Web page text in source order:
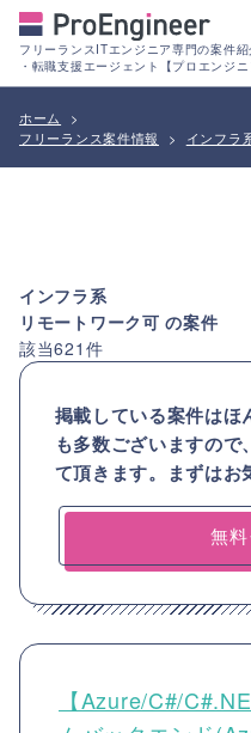
フリーランスITエンジニア専門の案件紹
・転職支援エージェント【プロエンジニ
ホーム
>
フリーランス案件情報
> インフラ
インフラ系
リモートワーク可の案件
該当621 件
掲載している案件はほ
も多数ございますので
て頂きます。まずはお
無
【Azure/C#/